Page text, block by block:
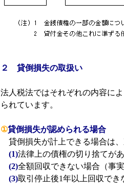
２ 貸倒損失の取扱い
法人税法ではそれぞれの内容に
られています。
①貸倒損失が認められる場合
貸倒損失が計上できる場合は
(1)法律上の債権の切り捨てが
(2)全額回収できない場合（事実
(3)取引停止後1年以上回収でき